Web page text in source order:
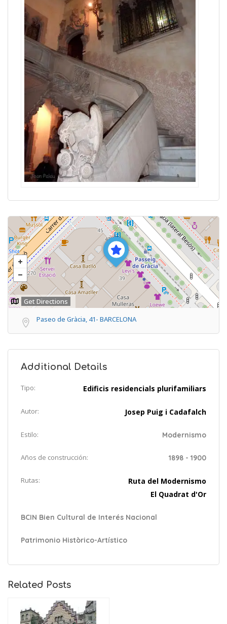
Get Directions
Paseo de Gràcia, 41- BARCELONA
Additional Details
Tipo: Edificis residencials plurifamiliars
Autor: Josep Puig i Cadafalch
Estilo: Modernismo
Años de construcción: 1898 - 1900
Rutas:
Ruta del Modernismo
El Quadrat d'Or
BCIN Bien Cultural de Interés Nacional
Patrimonio Històrico-Artístico
Related Posts